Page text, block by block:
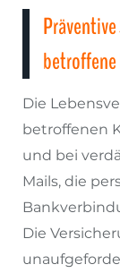
Die
betroffenen
und bei
Mails, die
Die